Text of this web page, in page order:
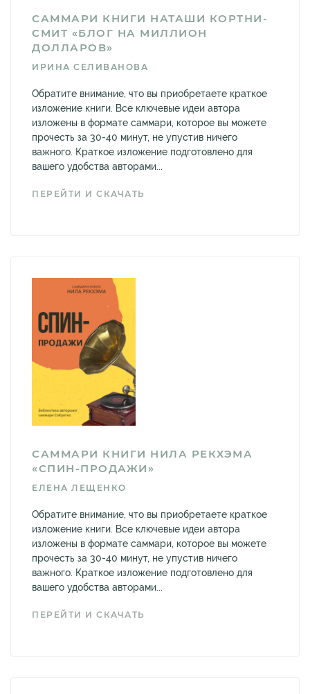
САММАРИ КНИГИ НАТАШИ КОРТНИ-
СМИТ «БЛОГ НА МИЛЛИОН
ДОЛЛАРОВ»
ИРИНА СЕЛИВАНОВА
Обратите внимание, что вы приобретаете краткое
изложение книги. Все ключевые идеи автора
изложены в формате саммари, которое вы можете
прочесть за 30-40 минут, не упустив ничего
важного. Краткое изложение подготовлено для
вашего удобства авторами...
ПЕРЕЙТИ И СКАЧАТЬ
САММАРИ КНИГИ НИЛА РЕКХЭМА
«СПИН-ПРОДАЖИ»
ЕЛЕНА ЛЕЩЕНКО
Обратите внимание, что вы приобретаете краткое
изложение книги. Все ключевые идеи автора
изложены в формате саммари, которое вы можете
прочесть за 30-40 минут, не упустив ничего
важного. Краткое изложение подготовлено для
вашего удобства авторами...
ПЕРЕЙТИ И СКАЧАТЬ